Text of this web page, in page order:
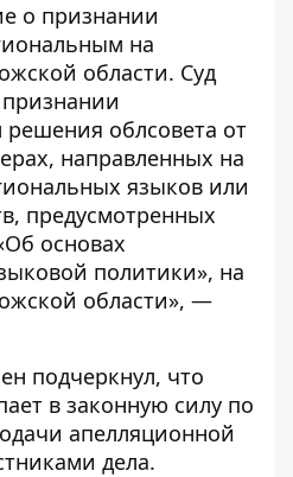
о признании
на
области. Суд
облсовета от
направленных на
языков или
предусмотренных
основах
политики», на
области», —
подчеркнул, что
в законную силу по
апелляционной
дела.